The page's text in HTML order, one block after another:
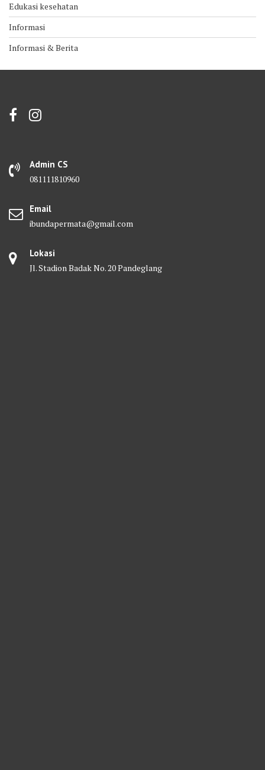
Edukasi kesehatan
Informasi
Informasi & Berita
Admin CS
081111810960
Email
ibundapermata@gmail.com
Lokasi
Jl. Stadion Badak No. 20 Pandeglang